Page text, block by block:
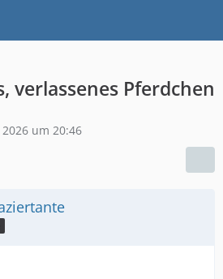
verlassenes Pferdchen
um 20:46